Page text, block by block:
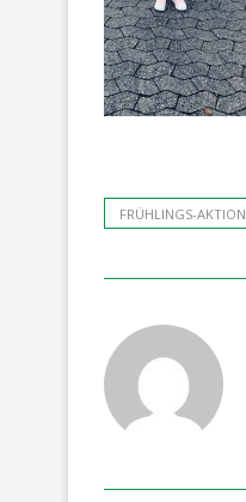
FRÜHLINGS-AKTION